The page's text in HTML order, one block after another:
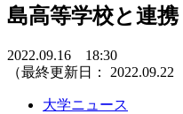
島高等学校と連携
2022.09.16 18:30
（最終更新日：
大学ニュース